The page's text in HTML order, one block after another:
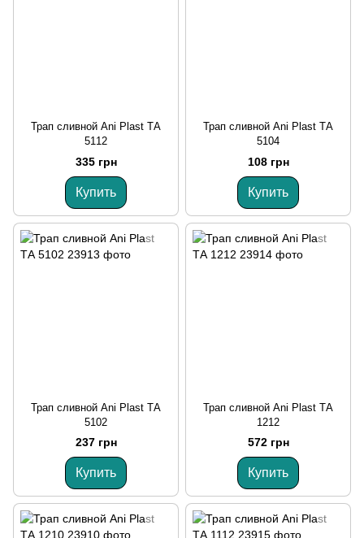
Трап сливной Ani Plast ТА
5112
335 грн
Купить
Трап сливной Ani Plast ТА
5104
108 грн
Купить
Трап сливной Ani Plast ТА
5102
237 грн
Купить
Трап сливной Ani Plast ТА
1212
572 грн
Купить